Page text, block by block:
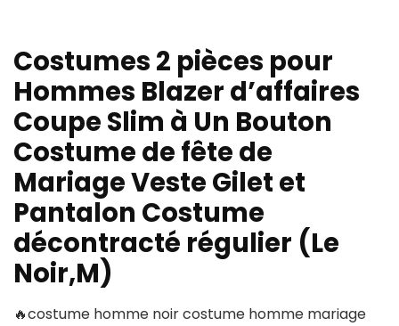
Costumes 2 pièces pour
Hommes Blazer d’affaires
Coupe Slim à Un Bouton
Costume de fête de
Mariage Veste Gilet et
Pantalon Costume
décontracté régulier (Le
Noir,M)
🔥costume homme noir costume homme mariage